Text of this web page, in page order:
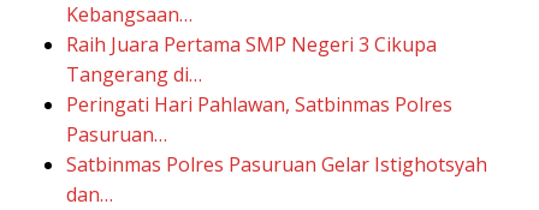
Kebangsaan…
Raih Juara Pertama SMP Negeri 3 Cikupa
Tangerang di…
Peringati Hari Pahlawan, Satbinmas Polres
Pasuruan…
Satbinmas Polres Pasuruan Gelar Istighotsyah
dan…